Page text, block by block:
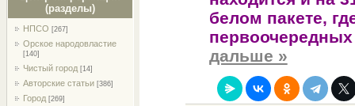
(разделы)
НПСО [267]
Орское народовластие
[140]
Чистый город [14]
Авторские статьи [386]
Город [269]
белом пакете,
дальше »